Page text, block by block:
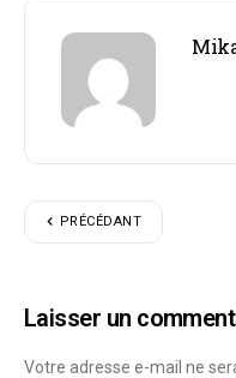
PRÉCÉDANT
Laisser un
Votre adresse e-mail ne